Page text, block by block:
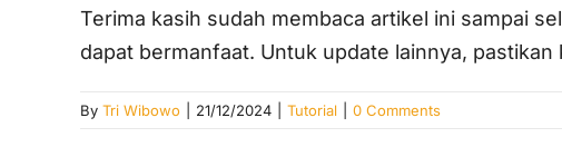
Terima kasih sudah membaca artikel ini sampai
dapat bermanfaat. Untuk update lainnya,
By Tri Wibowo 21/12/2024 Tutorial 0 Comments